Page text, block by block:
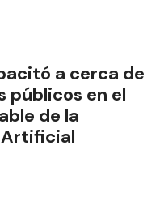
a cerca de
públicos en el
de la